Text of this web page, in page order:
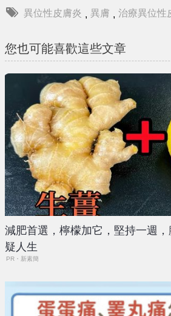
異位性皮膚炎 , 異膚 , 治療異位性
您也可能喜歡這些文章
減肥首選，檸檬加它，堅持一週
疑人生
PR・新素簡